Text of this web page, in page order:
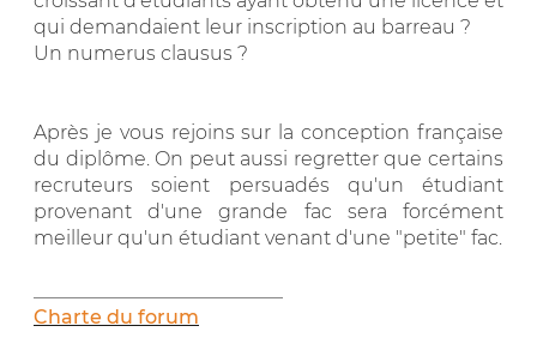
qui demandaient leur inscription au barreau ?
Un numerus clausus ?
Après je vous rejoins sur la conception française
du diplôme. On peut aussi regretter que certains
recruteurs soient persuadés qu'un étudiant
provenant d'une grande fac sera forcément
meilleur qu'un étudiant venant d'une "petite" fac.
Charte du forum